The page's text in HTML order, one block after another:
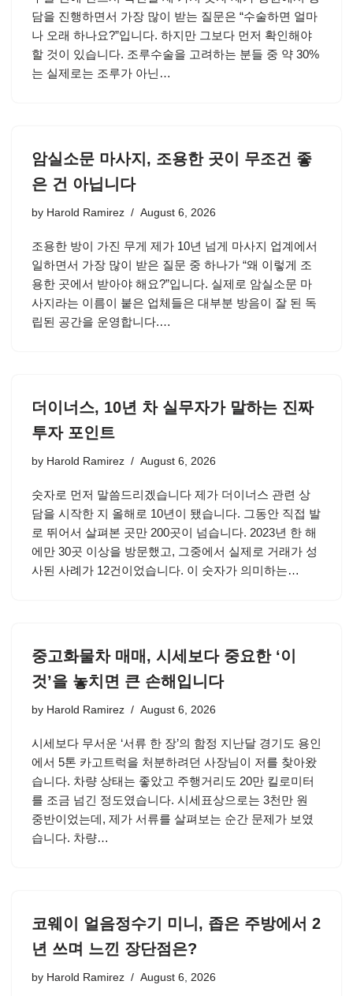
담을 진행하면서 가장 많이 받는 질문은 “수술하면 얼마
나 오래 하나요?”입니다. 하지만 그보다 먼저 확인해야
할 것이 있습니다. 조루수술을 고려하는 분들 중 약 30%
는 실제로는 조루가 아닌…
암실소문 마사지, 조용한 곳이 무조건 좋
은 건 아닙니다
by Harold Ramirez August 6, 2026
조용한 방이 가진 무게 제가 10년 넘게 마사지 업계에서
일하면서 가장 많이 받은 질문 중 하나가 “왜 이렇게 조
용한 곳에서 받아야 해요?”입니다. 실제로 암실소문 마
사지라는 이름이 붙은 업체들은 대부분 방음이 잘 된 독
립된 공간을 운영합니다.…
더이너스, 10년 차 실무자가 말하는 진짜
투자 포인트
by Harold Ramirez August 6, 2026
숫자로 먼저 말씀드리겠습니다 제가 더이너스 관련 상
담을 시작한 지 올해로 10년이 됐습니다. 그동안 직접 발
로 뛰어서 살펴본 곳만 200곳이 넘습니다. 2023년 한 해
에만 30곳 이상을 방문했고, 그중에서 실제로 거래가 성
사된 사례가 12건이었습니다. 이 숫자가 의미하는…
중고화물차 매매, 시세보다 중요한 ‘이
것’을 놓치면 큰 손해입니다
by Harold Ramirez August 6, 2026
시세보다 무서운 ‘서류 한 장’의 함정 지난달 경기도 용인
에서 5톤 카고트럭을 처분하려던 사장님이 저를 찾아왔
습니다. 차량 상태는 좋았고 주행거리도 20만 킬로미터
를 조금 넘긴 정도였습니다. 시세표상으로는 3천만 원
중반이었는데, 제가 서류를 살펴보는 순간 문제가 보였
습니다. 차량…
코웨이 얼음정수기 미니, 좁은 주방에서 2
년 쓰며 느낀 장단점은?
by Harold Ramirez August 6, 2026